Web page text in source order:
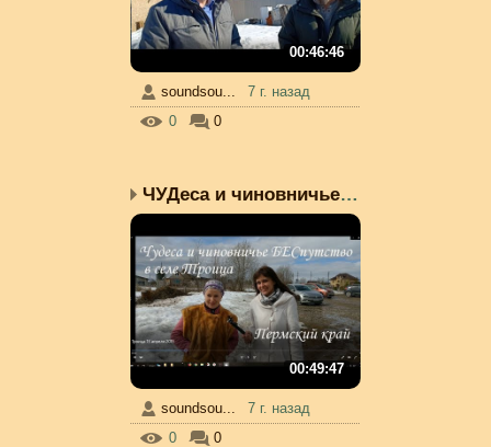
00:46:46
soundsou...
7 г. назад
0
0
ЧУДеса и чиновничье БЕС...
00:49:47
soundsou...
7 г. назад
0
0